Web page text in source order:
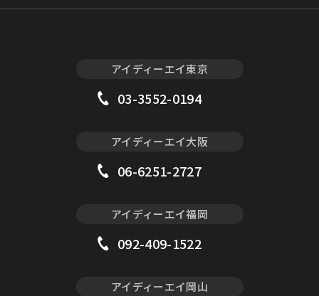
アイディーエイ東京
03-3552-0194
アイディーエイ大阪
06-6251-2727
アイディーエイ福岡
092-409-1522
アイディーエイ岡山